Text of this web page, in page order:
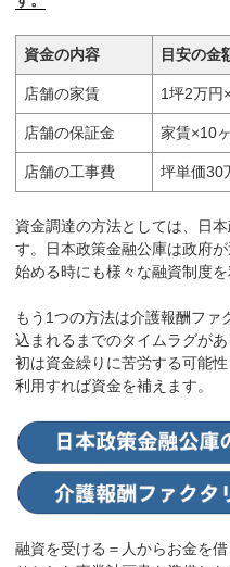
資金の内容 目安の金
店舗の家賃 1坪2万円
店舗の保証金 家賃×10
店舗の工事費 坪単価30
資金調達の方法としては、日
す。日本政策金融公庫は政府
始める時にも様々な融資制度を
もう1つの方法は介護報酬ファ
込まれるまでのタイムラグが
初は資金繰りに苦労する可能
利用すれば資金を補えます。
融資を受ける＝人からお金を